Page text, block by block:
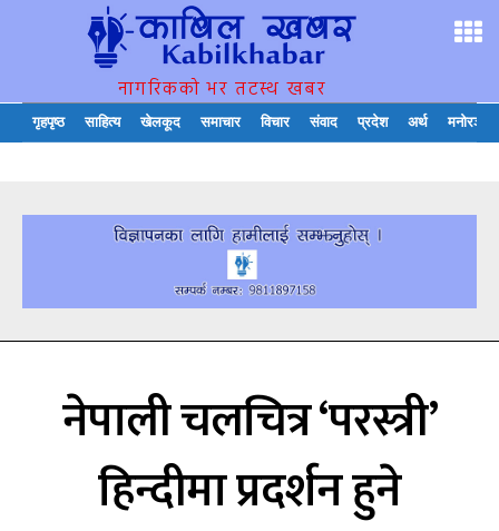
नागरिकको भर तटस्थ खबर
गृहपृष्ठ साहित्य खेलकूद समाचार विचार संवाद प्रदेश अर्थ मनोरञ्जन
नेपाली चलचित्र ‘परस्त्री’
हिन्दीमा प्रदर्शन हुने